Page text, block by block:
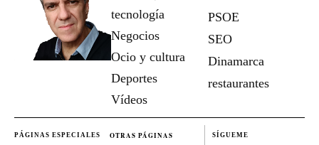
tecnología
Negocios
Ocio y cultura
Deportes
Vídeos
PSOE
SEO
Dinamarca
restaurantes
PÁGINAS ESPECIALES OTRAS PÁGINAS SÍGUEME